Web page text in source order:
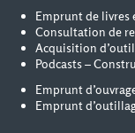
Emprunt de livres
Consultation de
Acquisition
Podcasts –
Emprunt
Emprunt